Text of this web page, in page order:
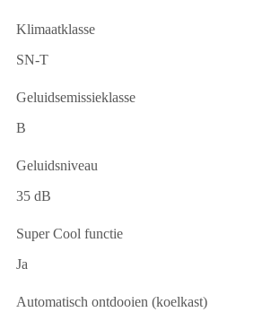
Klimaatklasse
SN-T
Geluidsemissieklasse
B
Geluidsniveau
35 dB
Super Cool functie
Ja
Automatisch ontdooien (koelkast)